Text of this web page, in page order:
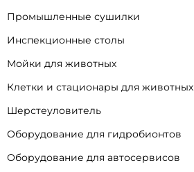
Промышленные сушилки
Инспекционные столы
Мойки для животных
Клетки и стационары для животных
Шерстеуловитель
Оборудование для гидробионтов
Оборудование для автосервисов